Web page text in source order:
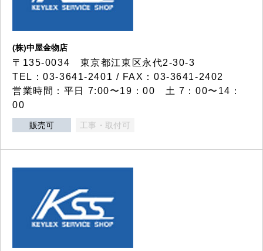
(株)中屋金物店
〒135-0034 東京都江東区永代2-30-3
TEL：03-3641-2401 / FAX：03-3641-2402
営業時間：平日 7:00〜19：00 土 7：00〜14：
00
販売可 工事・取付可